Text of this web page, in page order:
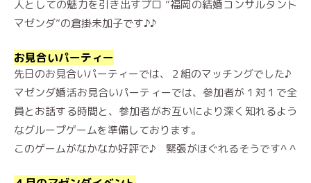
人としての魅力を引き出すプロ ”福岡の結婚コンサルタント
マゼンダ”の倉掛未加子です♪♪
お見合いパーティー
先日のお見合いパーティーでは、２組のマッチングでした♪
マゼンダ婚活お見合いパーティーでは、参加者が１対１で全
員とお話する時間と、参加者がお互いにより深く知れるよう
なグループゲームを準備しております。
このゲームがなかなか好評で♪ 緊張がほぐれるそうです^ ^